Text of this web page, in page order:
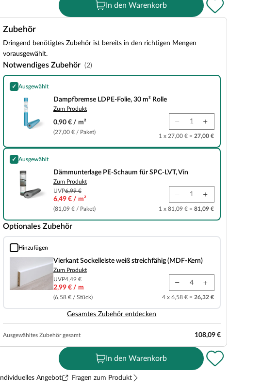
In den Warenkorb
Zubehör
Dringend benötigtes Zubehör ist bereits in den richtigen Mengen
vorausgewählt.
Notwendiges Zubehör (2)
✓ Ausgewählt
Dampfbremse LDPE-Folie, 30 m² Rolle
Dampfbremse LDPE-Folie, 30 m² Rolle
Zum Produkt
0,90 € / m²
(27,00 € / Paket)
1 x 27,00 € = 27,00 €
✓ Ausgewählt
Dämmunterlage PE-Schaum für SPC-LVT, Vin
Dämmunterlage PE-Schaum für SPC-LVT, Vin
Zum Produkt
UVP6,99 €
6,49 € / m²
(81,09 € / Paket) 1 x 81,09 € = 81,09 €
Optionales Zubehör
Hinzufügen
Vierkant Sockelleiste weiß streichfähig (MDF-Kern)
Vierkant Sockelleiste weiß streichfähig (MDF-Kern)
Zum Produkt
UVP4,49 €
2,99 € / m
(6,58 € / Stück) 4 x 6,58 € = 26,32 €
Gesamtes Zubehör entdecken
Ausgewähltes Zubehör gesamt 108,09 €
In den Warenkorb
Individuelles Angebot Fragen zum Produkt